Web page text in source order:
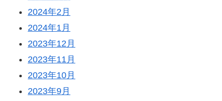
2024年2月
2024年1月
2023年12月
2023年11月
2023年10月
2023年9月